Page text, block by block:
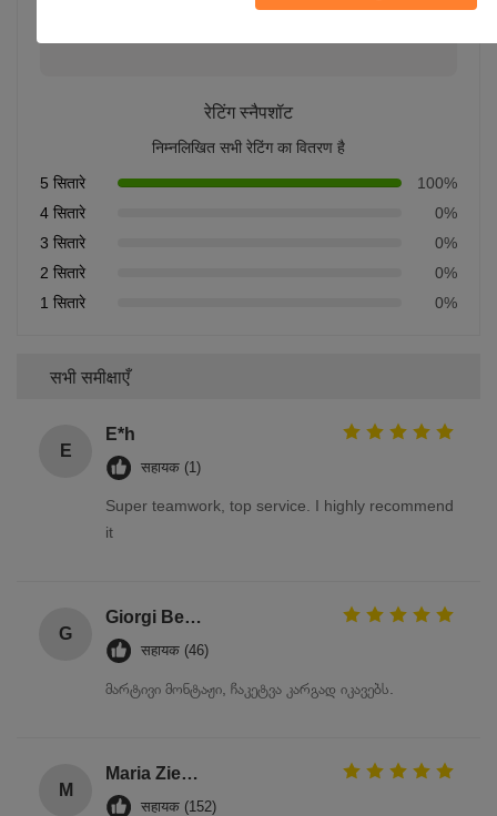
रेटिंग स्नैपशॉट
निम्नलिखित सभी रेटिंग का वितरण है
5 सितारे
100%
4 सितारे
0%
3 सितारे
0%
2 सितारे
0%
1 सितारे
0%
सभी समीक्षाएँ
E
E*h
सहायक (1)
Super teamwork, top service. I highly recommend
it
G
Giorgi Beridze
सहायक (46)
მარტივი მონტაჟი, ჩაკეტვა კარგად იკავებს.
M
Maria Zielińska
सहायक (152)